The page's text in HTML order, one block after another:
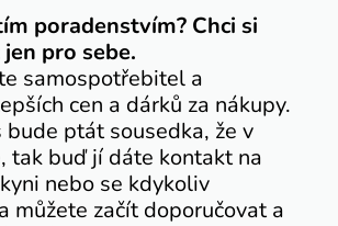
poradenstvím? Chci si
pro sebe.
samospotřebitel a
cen a dárků za nákupy.
bude ptát sousedka, že v
tak buď jí dáte kontakt na
nebo se kdykoliv
můžete začít doporučovat a